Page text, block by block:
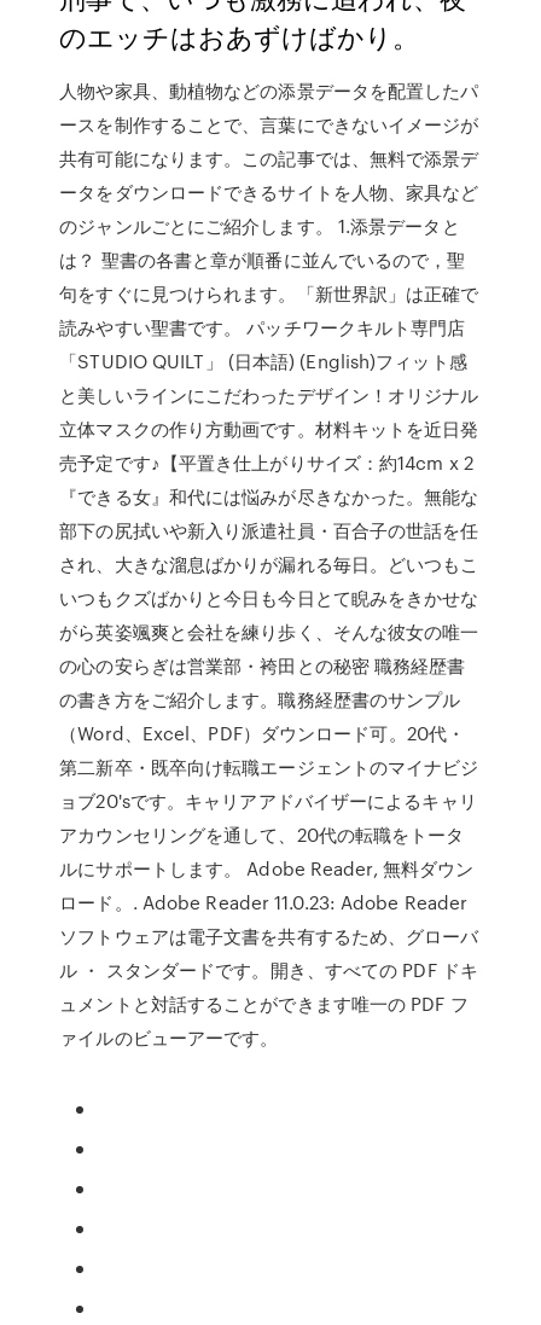
のエッチはおあずけばかり。
人物や家具、動植物などの添景データを配置したパ
ースを制作することで、言葉にできないイメージが
共有可能になります。この記事では、無料で添景デ
ータをダウンロードできるサイトを人物、家具など
のジャンルごとにご紹介します。 1.添景データと
は？ 聖書の各書と章が順番に並んでいるので，聖
句をすぐに見つけられます。「新世界訳」は正確で
読みやすい聖書です。 パッチワークキルト専門店
「STUDIO QUILT」 (日本語) (English)フィット感
と美しいラインにこだわったデザイン！オリジナル
立体マスクの作り方動画です。材料キットを近日発
売予定です♪【平置き仕上がりサイズ：約14cm x 2
『できる女』和代には悩みが尽きなかった。無能な
部下の尻拭いや新入り派遣社員・百合子の世話を任
され、大きな溜息ばかりが漏れる毎日。どいつもこ
いつもクズばかりと今日も今日とて睨みをきかせな
がら英姿颯爽と会社を練り歩く、そんな彼女の唯一
の心の安らぎは営業部・袴田との秘密 職務経歴書
の書き方をご紹介します。職務経歴書のサンプル
（Word、Excel、PDF）ダウンロード可。20代・
第二新卒・既卒向け転職エージェントのマイナビジ
ョブ20'sです。キャリアアドバイザーによるキャリ
アカウンセリングを通して、20代の転職をトータ
ルにサポートします。 Adobe Reader, 無料ダウン
ロード。. Adobe Reader 11.0.23: Adobe Reader
ソフトウェアは電子文書を共有するため、グローバ
ル ・ スタンダードです。開き、すべての PDF ドキ
ュメントと対話することができます唯一の PDF フ
ァイルのビューアーです。